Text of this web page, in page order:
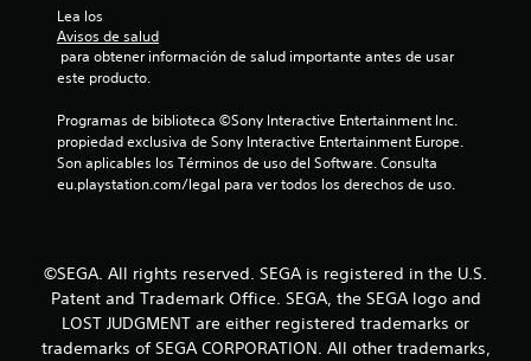
Lea los
Avisos de salud
este producto.
Programas de biblioteca ©Sony Interactive Entertainment Inc.
propiedad exclusiva de Sony Interactive Entertainment Europe.
Son aplicables los Términos de uso del Software. Consulta
eu.playstation.com/legal para ver todos los derechos de uso.
©SEGA. All rights reserved. SEGA is registered in the U.S.
Patent and Trademark Office. SEGA, the SEGA logo and
LOST JUDGMENT are either registered trademarks or
trademarks of SEGA CORPORATION. All other trademarks,